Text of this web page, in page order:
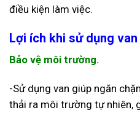
điều kiện làm việc.
Lợi ích khi sử dụng van
Bảo vệ môi trường.
-Sử dụng van giúp ngăn
thải ra môi trường tự nhiên,